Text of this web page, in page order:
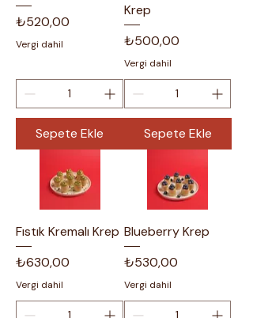
Fiyat
₺520,00
Vergi dahil
Sepete Ekle
Krep
Fiyat
₺500,00
Vergi dahil
Sepete Ekle
Fıstık Kremalı Krep
Fiyat
₺630,00
Vergi dahil
Blueberry Krep
Fiyat
₺530,00
Vergi dahil